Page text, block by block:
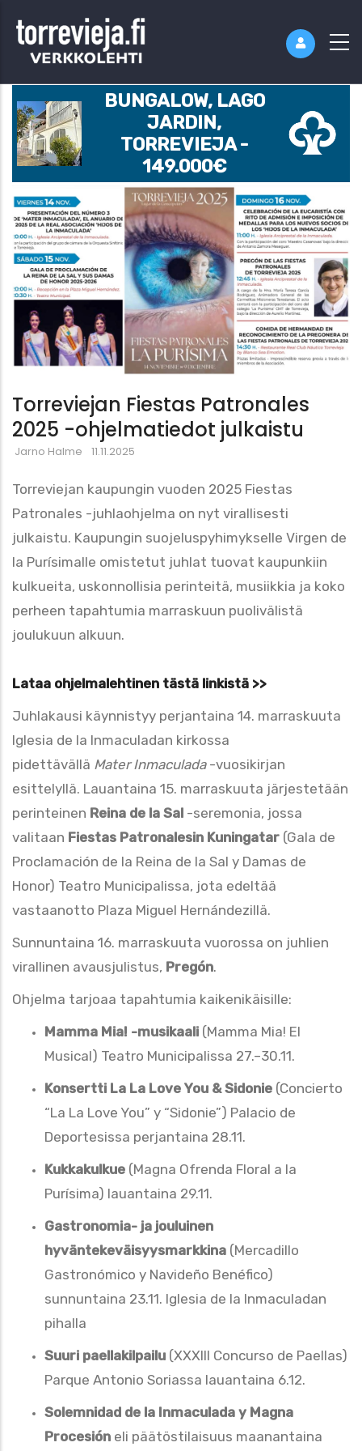
BUNGALOW, LAGO
JARDIN,
TORREVIEJA -
149.000€
Torreviejan Fiestas Patronales
2025 -ohjelmatiedot julkaistu
Jarno Halme 11.11.2025
Torreviejan kaupungin vuoden 2025 Fiestas
Patronales -juhlaohjelma on nyt virallisesti
julkaistu. Kaupungin suojeluspyhimykselle Virgen de
la Purísimalle omistetut juhlat tuovat kaupunkiin
kulkueita, uskonnollisia perinteitä, musiikkia ja koko
perheen tapahtumia marraskuun puolivälistä
joulukuun alkuun.
Lataa ohjelmalehtinen tästä linkistä >>
Juhlakausi käynnistyy perjantaina 14. marraskuuta
Iglesia de la Inmaculadan kirkossa
pidettävällä Mater Inmaculada-vuosikirjan
esittelyllä. Lauantaina 15. marraskuuta järjestetään
perinteinen Reina de la Sal -seremonia, jossa
valitaan Fiestas Patronalesin Kuningatar (Gala de
Proclamación de la Reina de la Sal y Damas de
Honor) Teatro Municipalissa, jota edeltää
vastaanotto Plaza Miguel Hernándezillä.
Sunnuntaina 16. marraskuuta vuorossa on juhlien
virallinen avausjulistus, Pregón.
Ohjelma tarjoaa tapahtumia kaikenikäisille:
Mamma Mia! -musikaali (Mamma Mia! El
Musical) Teatro Municipalissa 27.–30.11.
Konsertti La La Love You & Sidonie (Concierto
“La La Love You” y “Sidonie”) Palacio de
Deportesissa perjantaina 28.11.
Kukkakulkue (Magna Ofrenda Floral a la
Purísima) lauantaina 29.11.
Gastronomia- ja jouluinen
hyväntekeväisyysmarkkina (Mercadillo
Gastronómico y Navideño Benéfico)
sunnuntaina 23.11. Iglesia de la Inmaculadan
pihalla
Suuri paellakilpailu (XXXIII Concurso de Paellas)
Parque Antonio Soriassa lauantaina 6.12.
Solemnidad de la Inmaculada y Magna
Procesión eli päätöstilaisuus maanantaina